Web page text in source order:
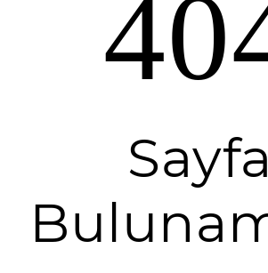
Sayfa